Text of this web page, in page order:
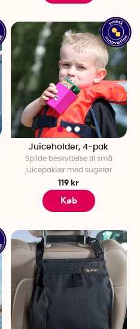
Juiceholder, 4-pak
Spilde beskyttelse til små
juicepakker med sugerør
119 kr
Køb